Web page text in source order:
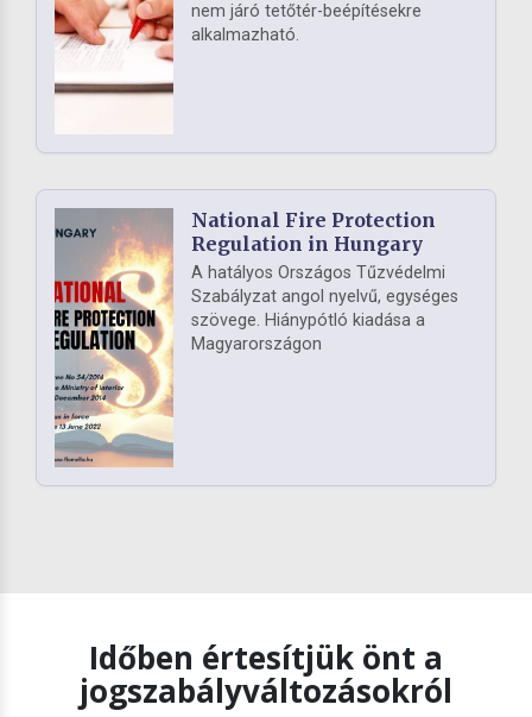
nem járó tetőtér-beépítésekre
alkalmazható.
National Fire Protection
Regulation in Hungary
A hatályos Országos Tűzvédelmi
Szabályzat angol nyelvű, egységes
szövege. Hiánypótló kiadása a
Magyarországon
Időben értesítjük önt a
jogszabályváltozásokról